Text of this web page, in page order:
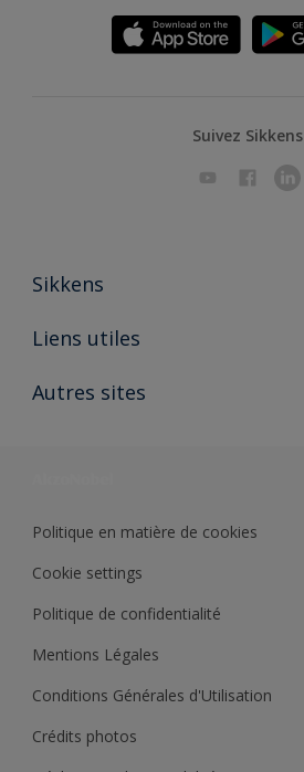
Suivez Sikkens
Sikkens
A propos de Sikkens
Liens utiles
Ouvrir un magasin PASS
Autres sites
Politique en matière de cookies
Cookie settings
Politique de confidentialité
Mentions Légales
Conditions Générales d'Utilisation
Crédits photos